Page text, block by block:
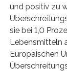
und positiv zu
sie bei 1,0
Lebensmitteln
Europäischen